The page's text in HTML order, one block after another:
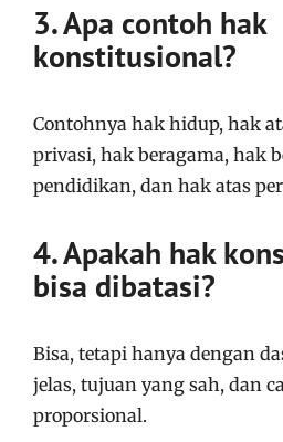
3. Apa contoh hak
konstitusional?
Contohnya hak hidup, hak
privasi, hak beragama, hak
pendidikan, dan hak atas
4. Apakah hak
bisa dibatasi?
Bisa, tetapi hanya dengan
jelas, tujuan yang sah, dan
proporsional.